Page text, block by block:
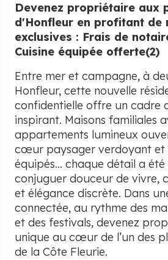
Devenez propriétaire aux
d'Honfleur en profitant de
exclusives : Frais de
Cuisine équipée offerte(2)
Entre mer et campagne, à
Honfleur, cette nouvelle
confidentielle offre un cadre
inspirant. Maisons familiales
appartements lumineux
cœur paysager verdoyant et
équipés… chaque détail a
conjuguer douceur de vivre,
et élégance discrète. Dans
connectée, au rythme des
et des festivals, devenez
unique au cœur de l’un des
de la Côte Fleurie.